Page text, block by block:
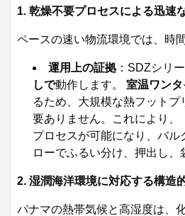
1. 乾燥不要プロセスによる迅速
ペースの速い物流環境では、時
運用上の証拠 ：SDZシリ
しで動作します。 室温ワン
るため、大規模な熱フット
要ありません。これにより、
プロセスが可能になり、バル
ローでふるい分け、押出し、
2. 湿潤海洋環境に対応する構造
パナマの熱帯気候と高湿度は、